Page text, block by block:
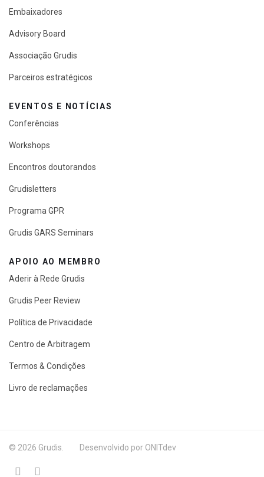
Embaixadores
Advisory Board
Associação Grudis
Parceiros estratégicos
EVENTOS E NOTÍCIAS
Conferências
Workshops
Encontros doutorandos
Grudisletters
Programa GPR
Grudis GARS Seminars
APOIO AO MEMBRO
Aderir à Rede Grudis
Grudis Peer Review
Política de Privacidade
Centro de Arbitragem
Termos & Condições
Livro de reclamações
© 2026 Grudis. Desenvolvido por ONITdev